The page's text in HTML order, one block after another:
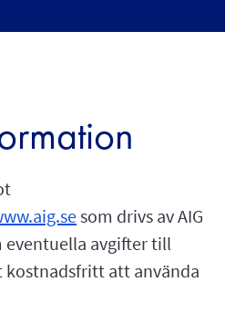
som drivs av AIG
eventuella avgifter till
att använda